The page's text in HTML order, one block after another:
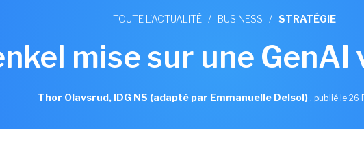
TOUTE L'ACTUALITÉ / BUSINESS / STRATÉGIE
mise sur une
Thor Olavsrud, IDG NS (adapté par Emmanuelle Delsol), publié le 26